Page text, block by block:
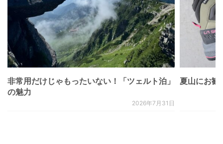
非常用だけじゃもったいない！「ツェルト泊」
の魅力
2026年7月31日
夏山にお